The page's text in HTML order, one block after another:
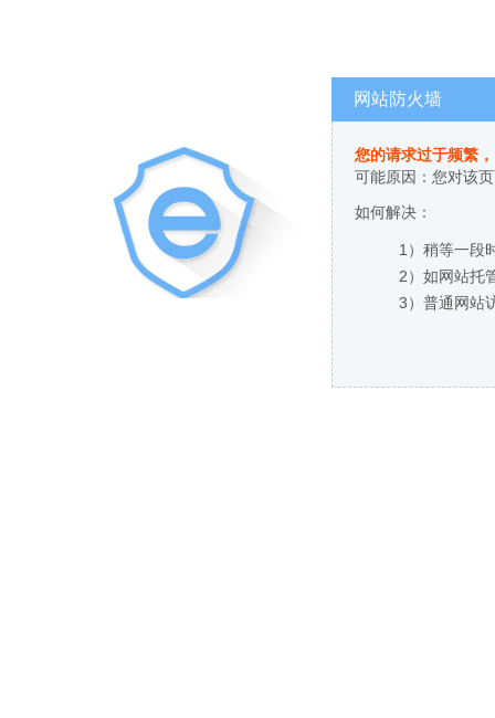
网站防火墙
您的请求过于频繁
可能原因：您对该
如何解决：
1）稍等一段
2）如网站托
3）普通网站